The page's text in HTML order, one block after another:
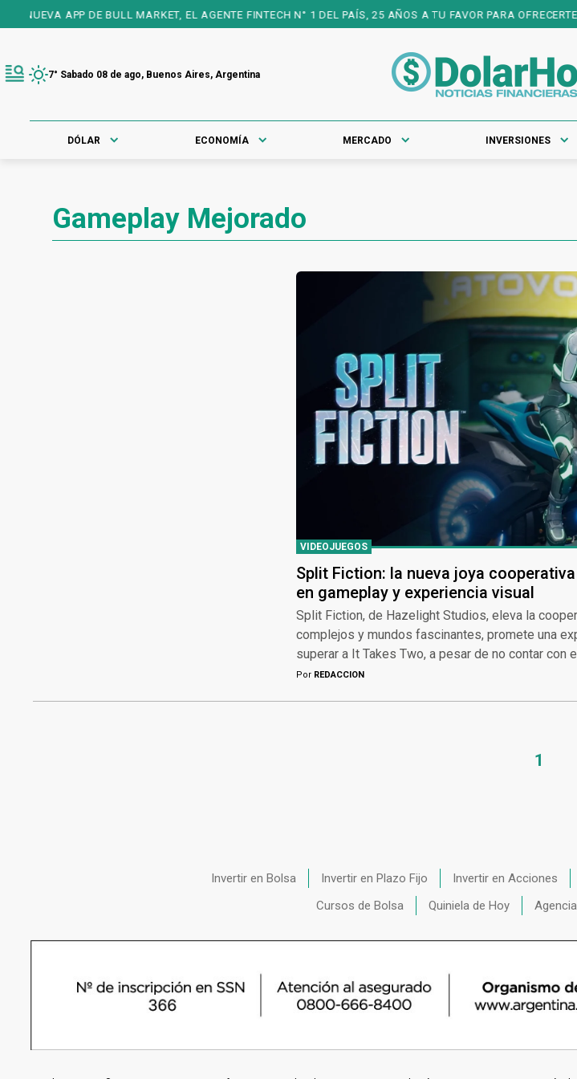
APP DE BULL MARKET, EL AGENTE FINTECH N° 1 DEL PAÍS, 25 AÑOS A TU FAVOR PARA OFRECERTE
7° Sabado 08 de ago, Buenos Aires, Argentina
DÓLAR ECONOMÍA MERCADO INVERSIONES
Gameplay Mejorado
VIDEOJUEGOS
Split Fiction: la nueva joya
en gameplay y experiencia visual
Split Fiction, de Hazelight Studios, eleva la
complejos y mundos fascinantes, promete una
superar a It Takes Two, a pesar de no contar con
PorREDACCION
1
Invertir en Bolsa Invertir en Plazo Fijo Invertir en Acciones
Cursos de Bolsa
Quiniela de Hoy